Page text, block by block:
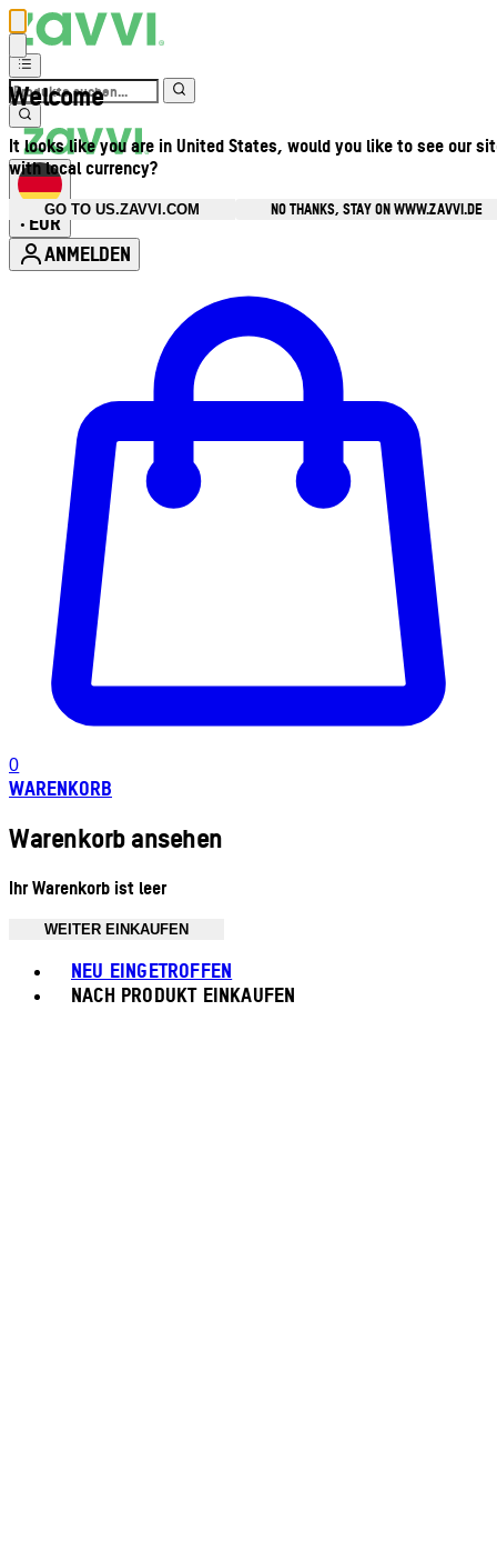
Welcome
It looks like you are in United States, would you like to see our
with local currency?
GO TO US.ZAVVI.COM
NO THANKS, STAY ON WWW.ZAVVI.DE
• EUR
ANMELDEN
0
WARENKORB
Warenkorb ansehen
Ihr Warenkorb ist leer
WEITER EINKAUFEN
NEU EINGETROFFEN
NACH PRODUKT EINKAUFEN